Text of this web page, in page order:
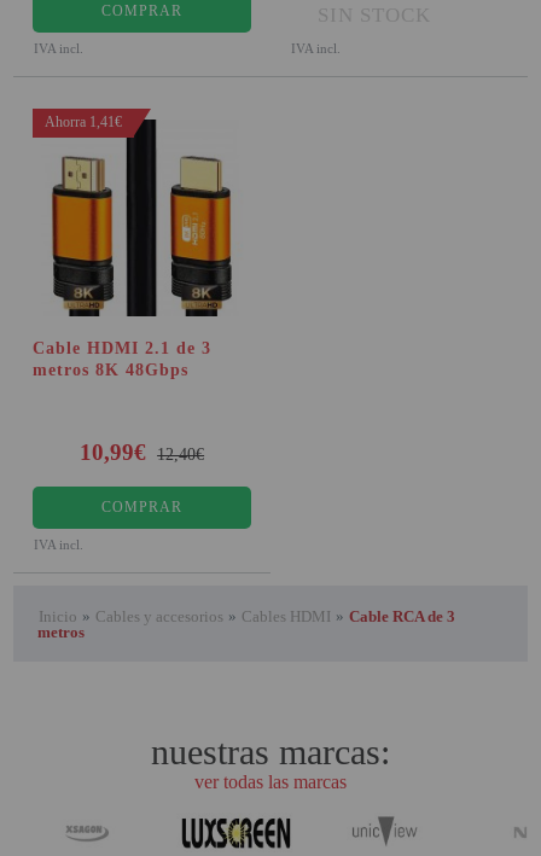
COMPRAR
IVA incl.
SIN STOCK
IVA incl.
Ahorra 1,41€
Cable HDMI 2.1 de 3
metros 8K 48Gbps
10,99€ 12,40€
COMPRAR
IVA incl.
Inicio » Cables y accesorios » Cables HDMI » Cable RCA de 3
metros
nuestras marcas:
ver todas las marcas